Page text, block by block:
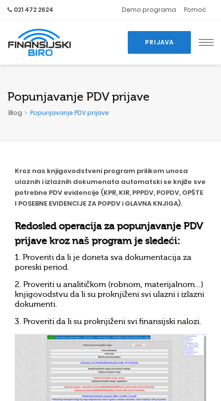
021 472 2624 Demo programa Pomoć
PRIJAVA
Popunjavanje PDV prijave
Blog Popunjavanje PDV prijave
Kroz nas knjigovodstveni program prilikom unosa
ulaznih i izlaznih dokumenata automatski se knjiže sve
potrebne PDV evidencije (KPR, KIR, PPPDV, POPDV, OPŠTE
I POSEBNE EVIDENCIJE ZA POPDV i GLAVNA KNJIGA).
Redosled operacija za popunjavanje PDV
prijave kroz naš program je sledeći:
1. Proveriti da li je doneta sva dokumentacija za
poreski period.
2. Proveriti u analitičkom (robnom, materijalnom...)
knjigovodstvu da li su proknjiženi svi ulazni i izlazni
dokumenti.
3. Proveriti da li su proknjiženi svi finansijski nalozi.